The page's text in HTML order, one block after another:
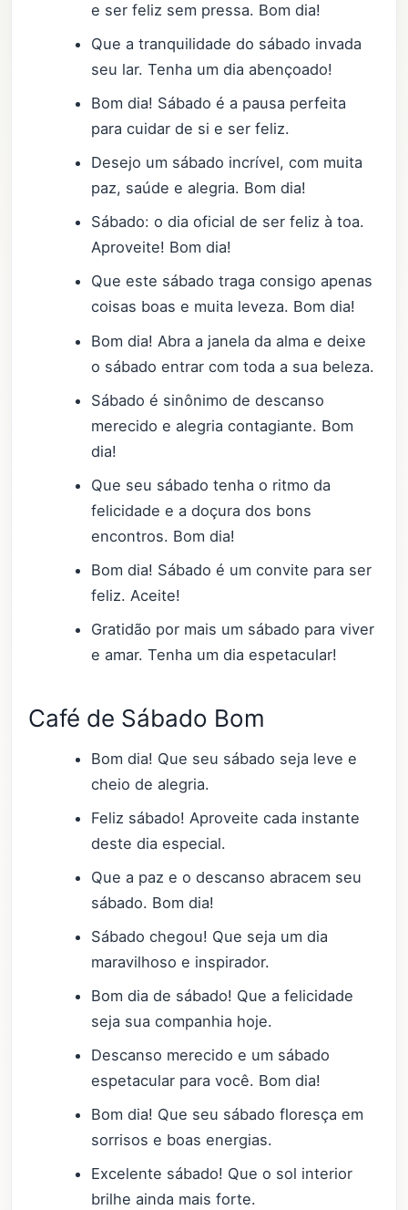
e ser feliz sem pressa. Bom dia!
Que a tranquilidade do sábado invada
seu lar. Tenha um dia abençoado!
Bom dia! Sábado é a pausa perfeita
para cuidar de si e ser feliz.
Desejo um sábado incrível, com muita
paz, saúde e alegria. Bom dia!
Sábado: o dia oficial de ser feliz à toa.
Aproveite! Bom dia!
Que este sábado traga consigo apenas
coisas boas e muita leveza. Bom dia!
Bom dia! Abra a janela da alma e deixe
o sábado entrar com toda a sua beleza.
Sábado é sinônimo de descanso
merecido e alegria contagiante. Bom
dia!
Que seu sábado tenha o ritmo da
felicidade e a doçura dos bons
encontros. Bom dia!
Bom dia! Sábado é um convite para ser
feliz. Aceite!
Gratidão por mais um sábado para viver
e amar. Tenha um dia espetacular!
Café de Sábado Bom
Bom dia! Que seu sábado seja leve e
cheio de alegria.
Feliz sábado! Aproveite cada instante
deste dia especial.
Que a paz e o descanso abracem seu
sábado. Bom dia!
Sábado chegou! Que seja um dia
maravilhoso e inspirador.
Bom dia de sábado! Que a felicidade
seja sua companhia hoje.
Descanso merecido e um sábado
espetacular para você. Bom dia!
Bom dia! Que seu sábado floresça em
sorrisos e boas energias.
Excelente sábado! Que o sol interior
brilhe ainda mais forte.